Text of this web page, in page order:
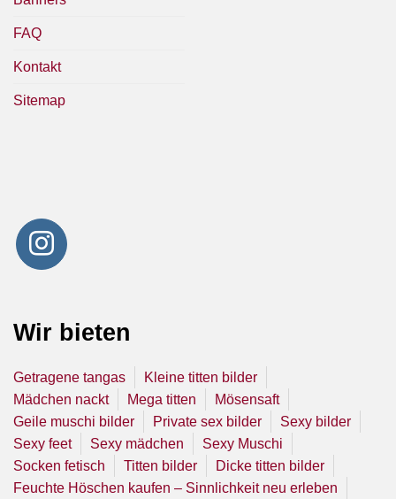
FAQ
Kontakt
Sitemap
Wir bieten
Getragene tangas
Kleine titten bilder
Mädchen nackt
Mega titten
Mösensaft
Geile muschi bilder
Private sex bilder
Sexy bilder
Sexy feet
Sexy mädchen
Sexy Muschi
Socken fetisch
Titten bilder
Dicke titten bilder
Feuchte Höschen kaufen – Sinnlichkeit neu erleben